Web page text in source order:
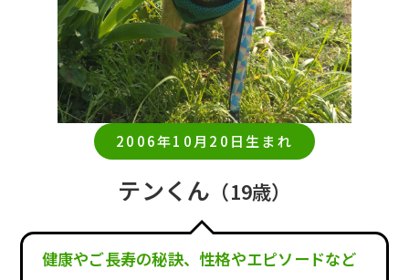
2006年10月20日生まれ
テンくん （19歳）
健康やご長寿の秘訣、性格やエピソードなど